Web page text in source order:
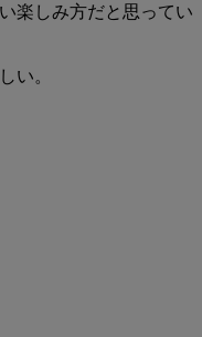
楽しみ方だと思ってい
い。